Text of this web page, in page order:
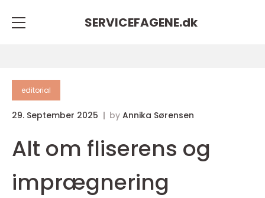
SERVICEFAGENE.dk
editorial
29. September 2025 by Annika Sørensen
Alt om fliserens og
imprægnering